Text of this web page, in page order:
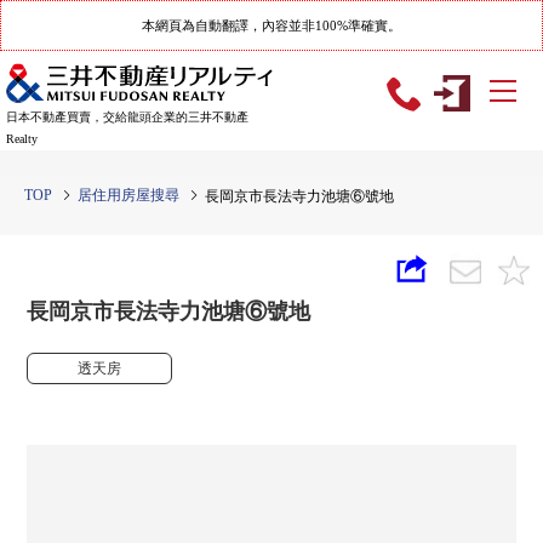
本網頁為自動翻譯，內容並非100%準確實。
日本不動產買賣，交給龍頭企業的三井不動產
Realty
TOP 居住用房屋搜尋 長岡京市長法寺力池塘⑥號地
長岡京市長法寺力池塘⑥號地
透天房